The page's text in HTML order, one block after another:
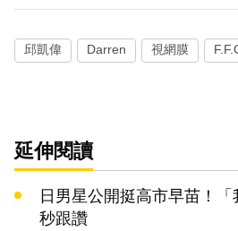
邱凱偉 Darren 視網膜
延伸閱讀
日男星公開挺高市早苗！
秒跟讚